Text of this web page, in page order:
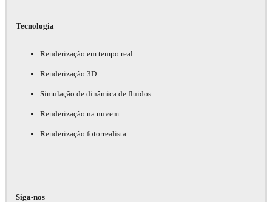
Tecnologia
Renderização em tempo real
Renderização 3D
Simulação de dinâmica de fluidos
Renderização na nuvem
Renderização fotorrealista
Siga-nos